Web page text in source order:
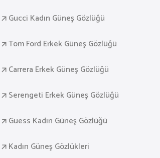
Gucci Kadın Güneş Gözlüğü
Tom Ford Erkek Güneş Gözlüğü
Carrera Erkek Güneş Gözlüğü
Serengeti Erkek Güneş Gözlüğü
Guess Kadın Güneş Gözlüğü
Kadın Güneş Gözlükleri